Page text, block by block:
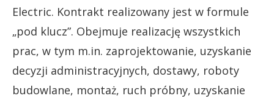
Electric. Kontrakt realizowany jest w formule
„pod klucz”. Obejmuje realizację wszystkich
prac, w tym m.in. zaprojektowanie, uzyskanie
decyzji administracyjnych, dostawy, roboty
budowlane, montaż, ruch próbny, uzyskanie